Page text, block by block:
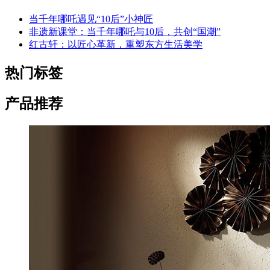
当千年哪吒遇见“10后”小神匠
非遗新课堂：当千年哪吒与10后，共创“国潮”
红古轩：以匠心革新，重塑东方生活美学
热门标签
产品推荐